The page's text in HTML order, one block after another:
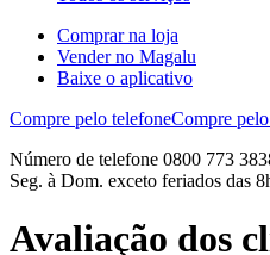
Comprar na loja
Vender no Magalu
Baixe o aplicativo
Compre pelo telefoneCompre
Número de telefone 0800 773
Seg. à Dom. exceto feriados das
Avaliação dos